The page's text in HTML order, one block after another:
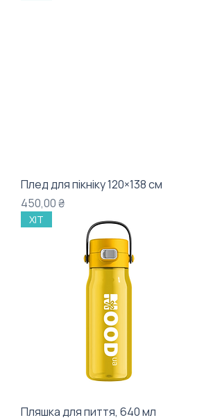
Плед для пікніку 120×138 см
Ціна
450,00 ₴
ХІТ
Пляшка для пиття, 640 мл